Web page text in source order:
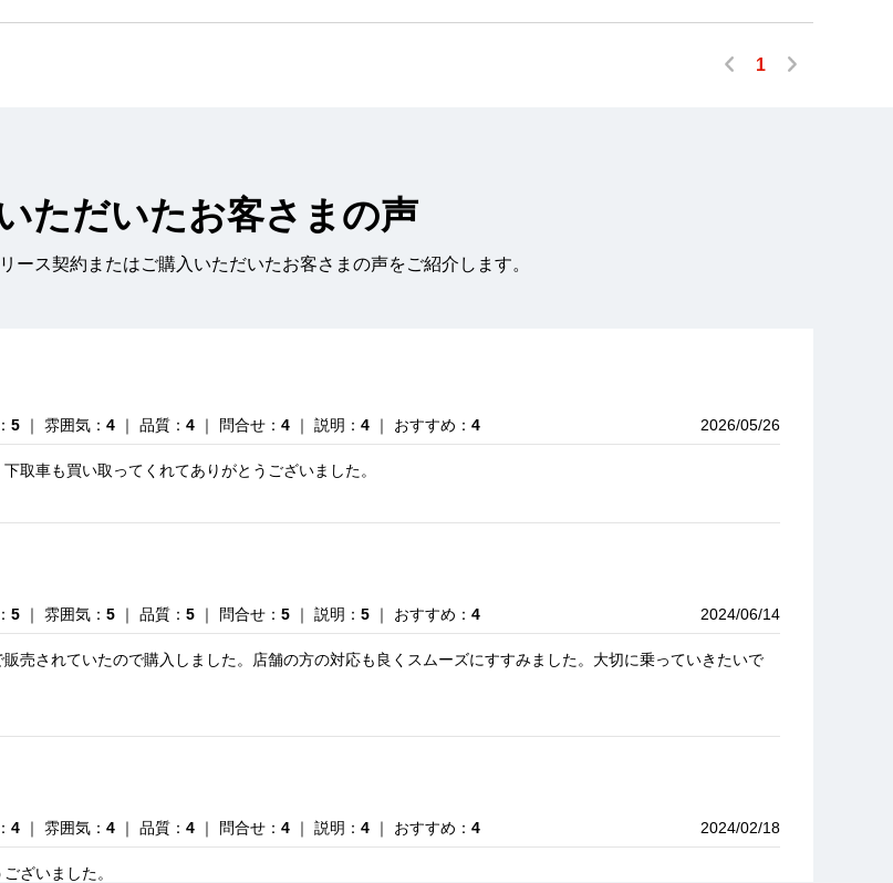
1
ただいたお客さまの声
ース契約またはご購入いただいたお客さまの声をご紹介します。
5 ｜ 雰囲気： 4 ｜ 品質： 4 ｜ 問合せ： 4 ｜ 説明： 4 ｜ おすすめ： 4 2026/05/26
取車も買い取ってくれてありがとうございました。
5 ｜ 雰囲気： 5 ｜ 品質： 5 ｜ 問合せ： 5 ｜ 説明： 5 ｜ おすすめ： 4 2024/06/14
売されていたので購入しました。店舗の方の対応も良くスムーズにすすみました。大切に乗っていきたいで
4 ｜ 雰囲気： 4 ｜ 品質： 4 ｜ 問合せ： 4 ｜ 説明： 4 ｜ おすすめ： 4 2024/02/18
ざいました。